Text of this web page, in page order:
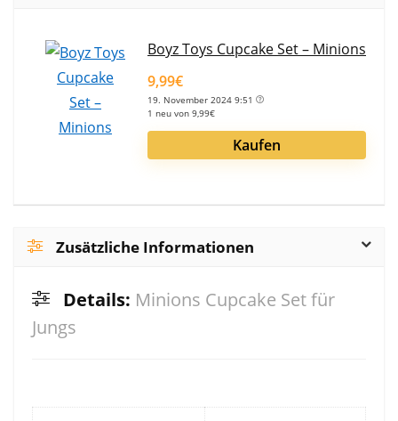
Boyz Toys Cupcake Set – Minions
9,99€
19. November 2024 9:51
1 neu von 9,99€
Kaufen
Zusätzliche Informationen
Details: Minions Cupcake Set für
Jungs